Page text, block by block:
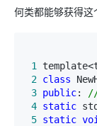
何类都能够获得这
1
2 class
3 public:
4 static
5 static